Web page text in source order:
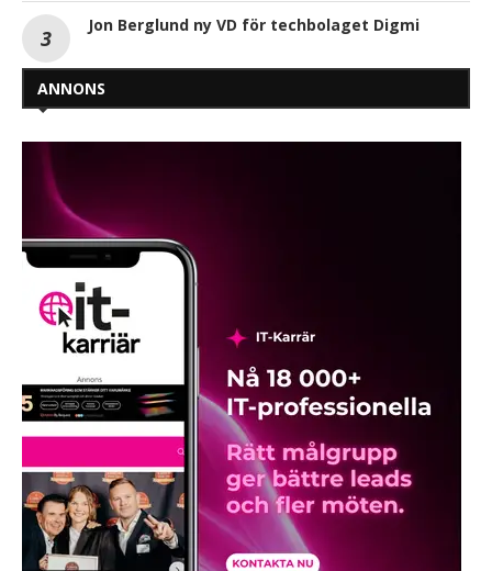
Jon Berglund ny VD för techbolaget Digmi
ANNONS